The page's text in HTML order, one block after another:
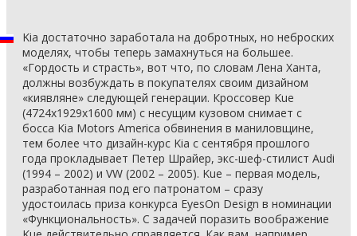
Kia достаточно заработала на добротных, но неброских
моделях, чтобы теперь замахнуться на большее.
«Гордость и страсть», вот что, по словам Лена Ханта,
должны возбуждать в покупателях своим дизайном
«киявляне» следующей генерации. Кроссовер Kue
(4724x1929x1600 мм) с несущим кузовом снимает с
босса Kia Motors America обвинения в маниловщине,
тем более что дизайн-курс Kia с сентября прошлого
года прокладывает Петер Шрайер, экс-шеф-стилист Audi
(1994 – 2002) и VW (2002 – 2005). Kue – первая модель,
разработанная под его патронатом – сразу
удостоилась приза конкурса EyesOn Design в номинации
«Функциональность». С задачей поразить воображение